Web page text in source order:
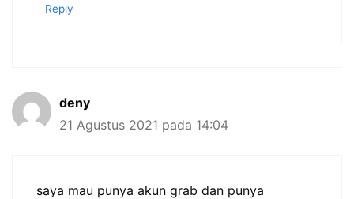
Reply
deny
21 Agustus 2021 pada 14:04
saya mau punya akun grab dan punya